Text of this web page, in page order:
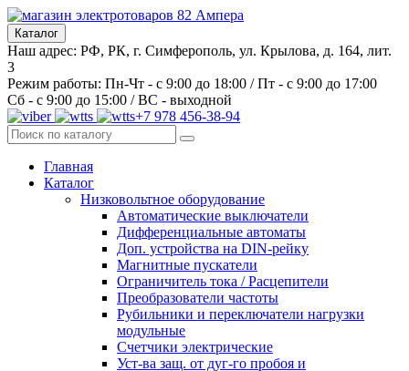
Каталог
Наш адрес: РФ, РК, г. Симферополь, ул. Крылова, д. 164, лит.
3
Режим работы: Пн-Чт - с 9:00 до 18:00 / Пт - с 9:00 до 17:00
Сб - с 9:00 до 15:00 / ВС - выходной
+7 978 456-38-94
Главная
Каталог
Низковольтное оборудование
Автоматические выключатели
Дифференциальные автоматы
Доп. устройства на DIN-рейку
Магнитные пускатели
Ограничитель тока / Расцепители
Преобразователи частоты
Рубильники и переключатели нагрузки
модульные
Счетчики электрические
Уст-ва защ. от дуг-го пробоя и